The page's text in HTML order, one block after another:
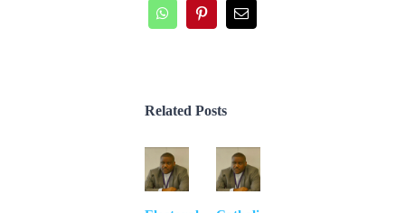
WhatsAppPinterestEmail
Related Posts